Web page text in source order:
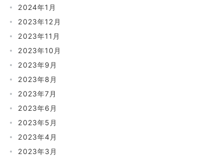
2024年1月
2023年12月
2023年11月
2023年10月
2023年9月
2023年8月
2023年7月
2023年6月
2023年5月
2023年4月
2023年3月